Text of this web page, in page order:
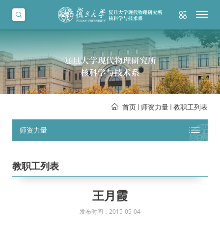
首页 师资力量 教职工列表
师资力量
教职工列表
王月霞
发布时间：2015-05-04